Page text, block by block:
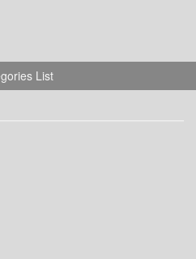
List